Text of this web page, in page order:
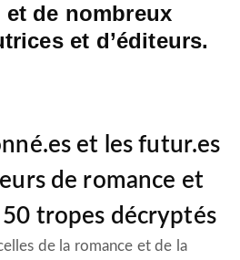
de nombreux
et d’éditeurs.
et les futur.es
de romance et
tropes décryptés
de la romance et de la